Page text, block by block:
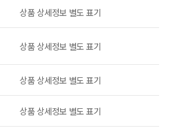
상품 상세정보 별도 표기
상품 상세정보 별도 표기
상품 상세정보 별도 표기
상품 상세정보 별도 표기